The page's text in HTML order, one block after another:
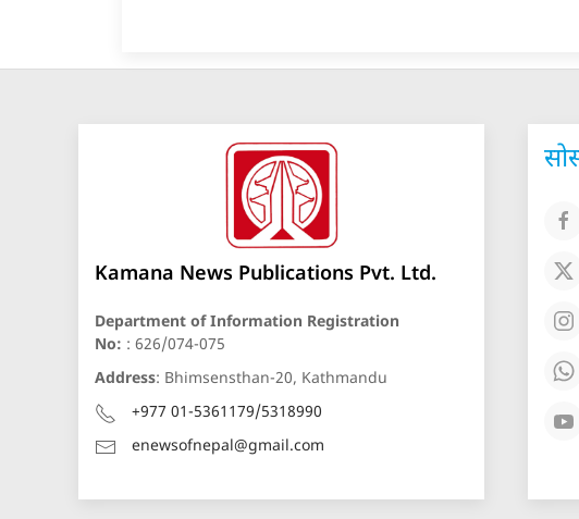
Kamana News Publications Pvt. Ltd.
Department of Information Registration
No: : 626/074-075
Address: Bhimsensthan-20, Kathmandu
+977 01-5361179/5318990
enewsofnepal@gmail.com